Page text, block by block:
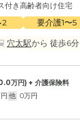
付き高齢者向け住宅
要介護1〜5
穴太駅から 徒歩6分
万円) + 介護保険料
他 0万円